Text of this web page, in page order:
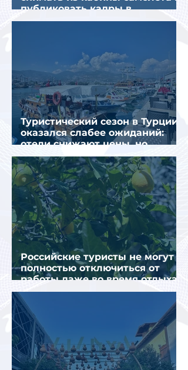
публиковать кадры в
интернете
Туристический сезон в Турции
оказался слабее ожиданий:
отели снижают цены, но
загрузка остается низкой
Российские туристы не могут
полностью отключиться от
работы даже во время отдыха
в Турции